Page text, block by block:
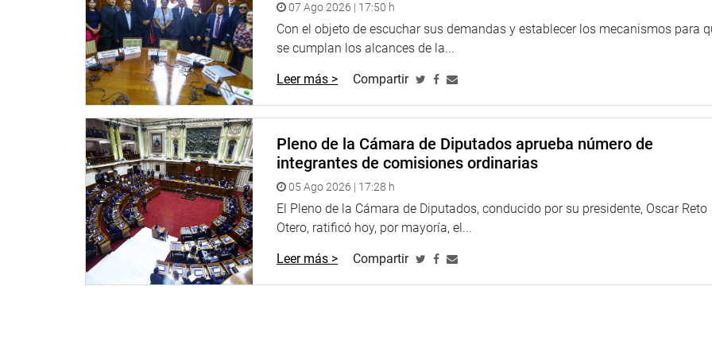
Al respecto, respondió que todos los funcionarios están en evaluación permanente, incluida la titular de la ATU,
María Jara, que a pesar de estar incursa en una causal administrativa, continúa en sus funciones.
Manifestó, además, que todos los funcionarios aludidos tuvieron informes favorables de las oficinas de Recursos
Humanos y de la Asesoría Jurídica del Ministerio; no obstante, algunos de ellos renunciaron para salvaguardar
su dignidad, y otros no llegaron a asumir funciones.
Subrayó y reiteró en varias oportunidades que su despacho se ha reunido con la presidenta de la ATU, por lo
menos diez veces, aunque no todas las reuniones han sido con él, sino también con miembros de su equipo
técnico ministerial, para llevar a delante los objetivos institucionales y mejorar el servicio de transporte público,
siempre en el marco de puertas abiertas para todos los usuarios.
OFICINA DE COMUNICACIONES
07 Ago 2026 | 17:50 h
Con el objeto de escuchar sus demandas y establecer los mecanismos para
se cumplan los alcances de la...
Leer más > Compartir
Pleno de la Cámara de Diputados aprueba número de
integrantes de comisiones ordinarias
05 Ago 2026 | 17:28 h
El Pleno de la Cámara de Diputados, conducido por su presidente, Oscar Reto
Otero, ratificó hoy, por mayoría, el...
Leer más > Compartir